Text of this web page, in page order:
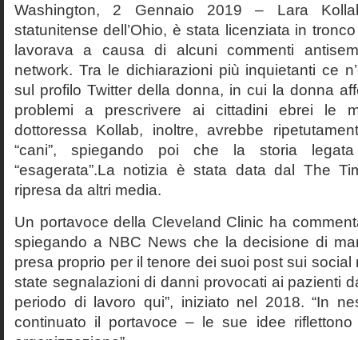
Washington, 2 Gennaio 2019 – Lara
statunitense dell’Ohio, è stata licenziata in
lavorava a causa di alcuni commenti
network. Tra le dichiarazioni più inquietanti ce
sul profilo Twitter della donna, in cui la donna
problemi a prescrivere ai cittadini ebrei le
dottoressa Kollab, inoltre, avrebbe
“cani”, spiegando poi che la storia legata
“esagerata”.La notizia è stata data dal The
ripresa da altri media.
Un portavoce della Cleveland Clinic ha
spiegando a NBC News che la decisione di
presa proprio per il tenore dei suoi post sui social
state segnalazioni di danni provocati ai pazienti
periodo di lavoro qui”, iniziato nel 2018. “In
continuato il portavoce – le sue idee